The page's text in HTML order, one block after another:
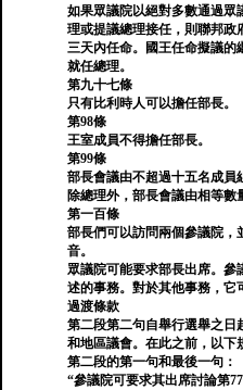
如果眾議院以絕對多數通過眾
理或提議總理接任，則聯邦政
三天內任命。國王任命擬議的
就任總理。
第九十七條
只有比利時人可以擔任部長。
第98條
王室成員不得擔任部長。
第99條
部長會議由不超過十五名成員
除總理外，部長會議由相等數
第一百條
部長們可以訪問兩個參議院，
音。
眾議院可能要求部長出席。參
述的事務。對於其他事務，它
過渡條款
第二段第二句自舉行選舉之日
和地區議會。在此之前，以下
第二段的第一句和最後一句：
“參議院可要求其出席討論第